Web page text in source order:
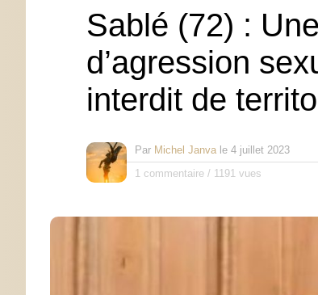
Sablé (72) :
d’agression
interdit de
Par Michel Janva le 4 juillet 2023
1 commentaire / 1191 vues